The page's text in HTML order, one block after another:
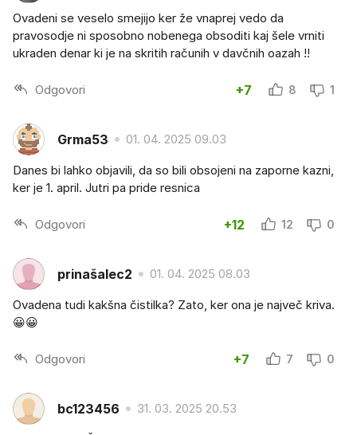
Ovadeni se veselo smejijo ker že vnaprej vedo da
pravosodje ni sposobno nobenega obsoditi kaj šele vrniti
ukraden denar ki je na skritih računih v davčnih oazah !!
Odgovori +7 8 1
Grma53 01. 04. 2025 09.03
Danes bi lahko objavili, da so bili obsojeni na zaporne kazni,
ker je 1. april. Jutri pa pride resnica
Odgovori +12 12 0
prinašalec2 01. 04. 2025 08.03
Ovadena tudi kakšna čistilka? Zato, ker ona je največ kriva.
😀😀
Odgovori +7 7 0
bc123456 31. 03. 2025 20.53